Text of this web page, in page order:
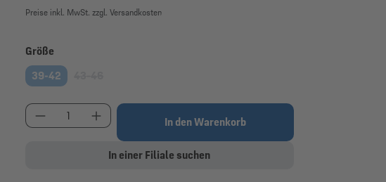
Preise inkl. MwSt. zzgl. Versandkosten
Größe
39-42
Produkt Anzahl: Gib den gewünschten Wert ein oder
In den Warenkorb
In einer Filiale suchen